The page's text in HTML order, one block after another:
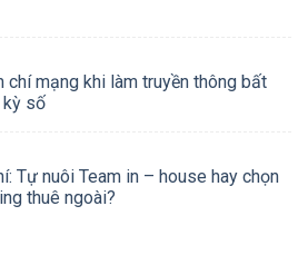
chí mạng khi làm truyền thông bất
số
Tự nuôi Team in – house hay chọn
thuê ngoài?